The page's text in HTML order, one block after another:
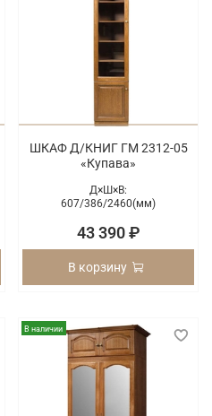
ШКАФ Д/КНИГ ГМ 2312-05
«Купава»
Д×Ш×В:
607/386/2460(мм)
43 390 ₽
В корзину
В наличии